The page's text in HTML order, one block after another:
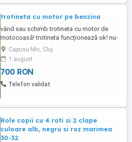
trotineta cu motor pe benzina
vând sau schimb trotineta cu motor de
motocoasă! trotineta funcționează ok! nu-
i pentru pretențioși! mai multe detalii la
telefon!
Capusu Mic, Cluj
1 august
700 RON
Telefon validat
Role copii cu 4 roti si 2 clape
culoare alb, negru si roz marimea
30-32